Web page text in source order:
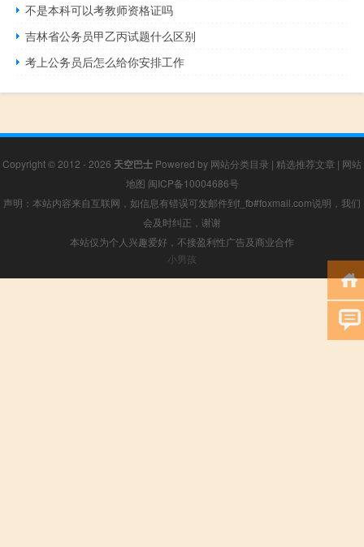
不是本科可以考教师资格证吗
吉林省公务员甲乙丙试题什么区别
考上公务员后怎么给你安排工作
Copyright © 2012 - 2026 天空巴士 Powered by 网站分类目录 | 精选推荐文章 | 网站
地图 闽ICP备10004686号
声明：本站内容来自互联网，如信息有错误可发邮件到f_fb#foxmail.com说明，我们
会及时纠正，谢谢
本站仅为个人兴趣爱好，不接盈利性广告及商业合作
小男孩